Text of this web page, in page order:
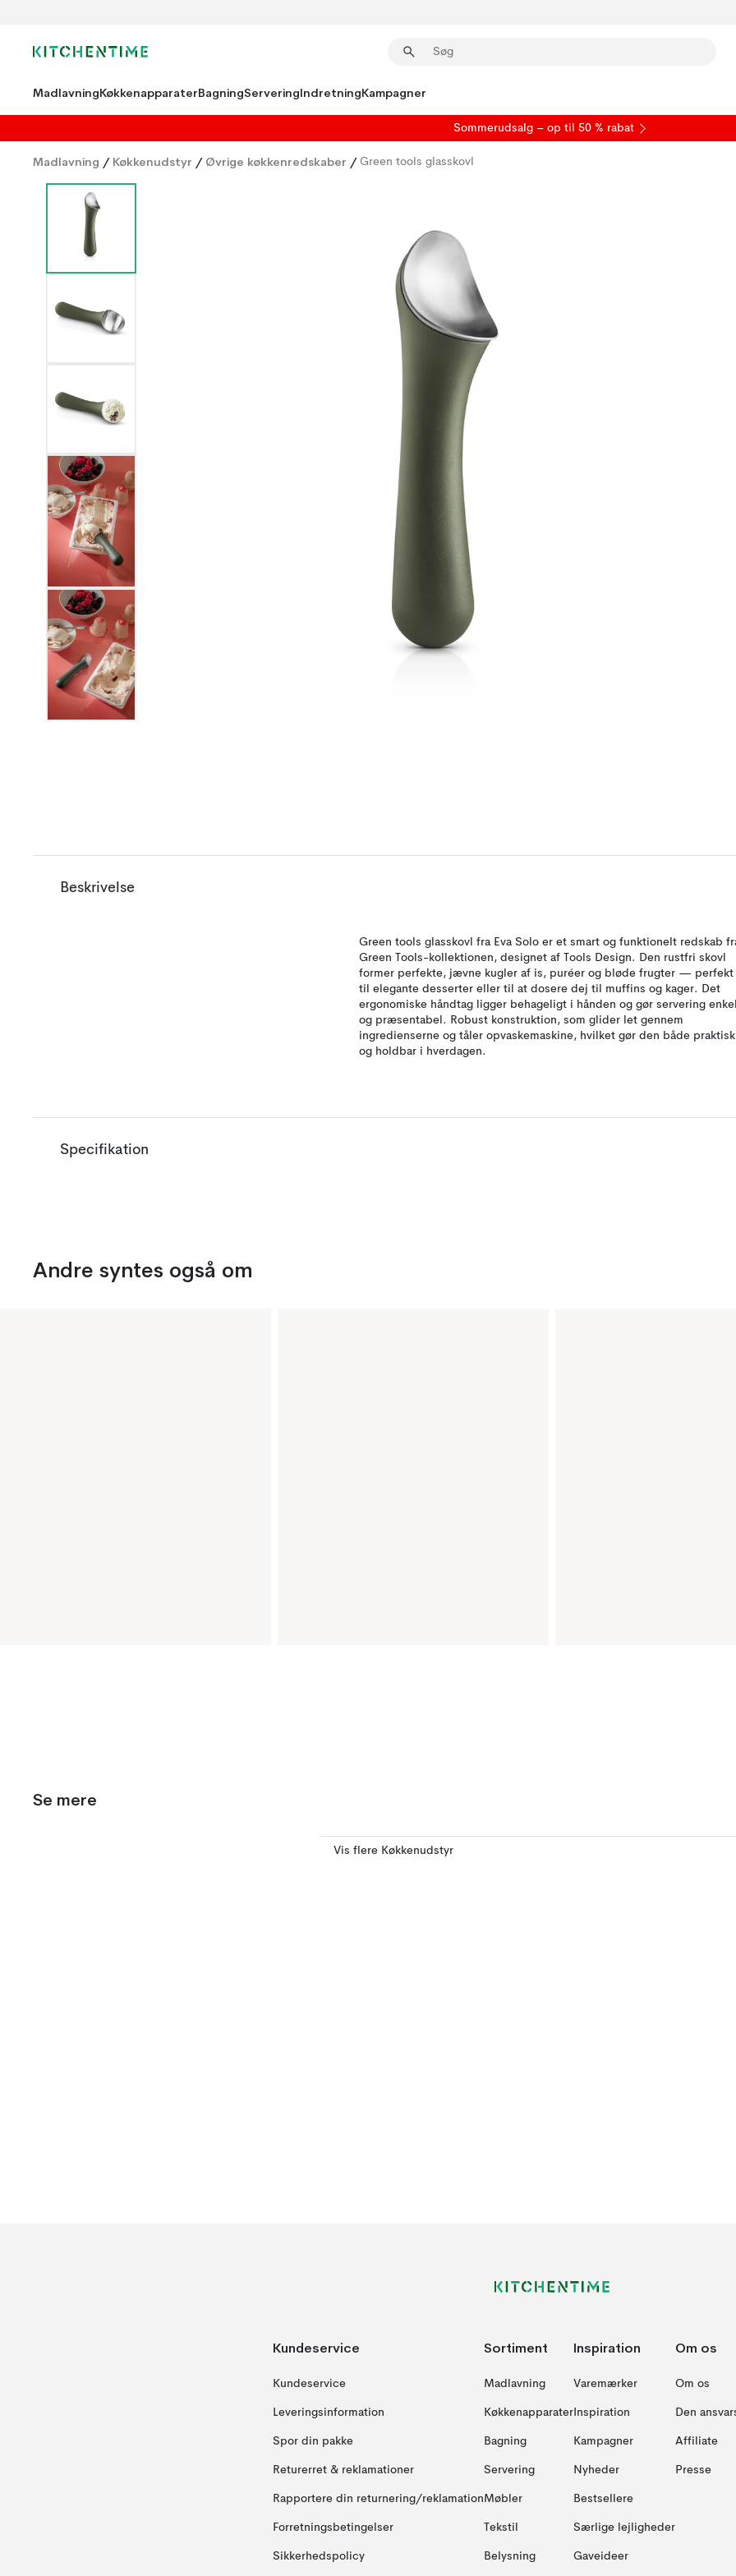
MadlavningKøkkenapparaterBagningServeringIndretningKampagner
Sommerudsalg – op til 50 % rabat
Madlavning / Køkkenudstyr / Øvrige køkkenredskaber / Green tools glasskovl
Beskrivelse
Green tools glasskovl fra Eva Solo er et smart og funktionelt redskab
Green Tools-kollektionen, designet af Tools Design. Den rustfri skovl
former perfekte, jævne kugler af is, puréer og bløde frugter — perfekt
til elegante desserter eller til at dosere dej til muffins og kager. Det
ergonomiske håndtag ligger behageligt i hånden og gør servering
og præsentabel. Robust konstruktion, som glider let gennem
ingredienserne og tåler opvaskemaskine, hvilket gør den både praktisk
og holdbar i hverdagen.
Specifikation
Andre syntes også om
Se mere
Vis flere Køkkenudstyr
Kundeservice
Kundeservice
Leveringsinformation
Spor din pakke
Returerret & reklamationer
Rapportere din returnering/reklamation
Forretningsbetingelser
Sikkerhedspolicy
Sortiment
Madlavning
Køkkenapparater
Bagning
Servering
Møbler
Tekstil
Belysning
Inspiration
Varemærker
Inspiration
Kampagner
Nyheder
Bestsellere
Særlige lejligheder
Gaveideer
Om os
Om os
Den
Affiliate
Presse